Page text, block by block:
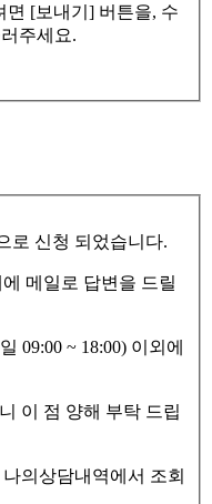
면 [보내기] 버튼을, 수
주세요.
로 신청 되었습니다.
메일로 답변을 드릴
09:00 ~ 18:00) 이외에
이 점 양해 부탁 드립
의상담내역에서 조회